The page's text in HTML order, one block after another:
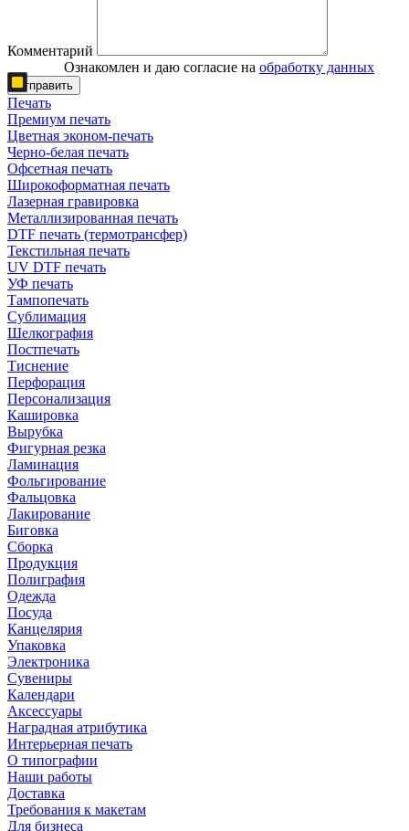
Комментарий
Ознакомлен и даю согласие на обработку данных
Отправить
Печать
Премиум печать
Цветная эконом-печать
Черно-белая печать
Офсетная печать
Широкоформатная печать
Лазерная гравировка
Металлизированная печать
DTF печать (термотрансфер)
Текстильная печать
UV DTF печать
УФ печать
Тампопечать
Сублимация
Шелкография
Постпечать
Тиснение
Перфорация
Персонализация
Кашировка
Вырубка
Фигурная резка
Ламинация
Фольгирование
Фальцовка
Лакирование
Биговка
Сборка
Продукция
Полиграфия
Одежда
Посуда
Канцелярия
Упаковка
Электроника
Сувениры
Календари
Аксессуары
Наградная атрибутика
Интерьерная печать
О типографии
Наши работы
Доставка
Требования к макетам
Для бизнеса